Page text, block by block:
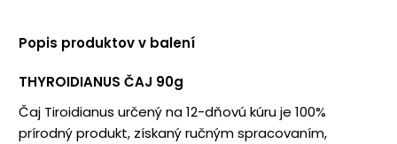
Popis produktov v balení
THYROIDIANUS ČAJ 90g
Čaj Tiroidianus určený na 12-dňovú kúru je 100%
prírodný produkt, získaný ručným spracovaním,